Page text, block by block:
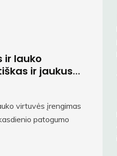
ir lauko
ir jaukus
virtuvės įrengimas
patogumo